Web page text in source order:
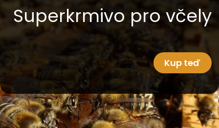
Superkrmivo pro včely
Kup teď